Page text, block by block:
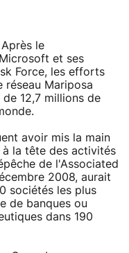
le
et ses
Force, les efforts
réseau Mariposa
12,7 millions de
avoir mis la main
la tête des activités
de l'Associated
2008, aurait
sociétés les plus
de banques ou
dans 190